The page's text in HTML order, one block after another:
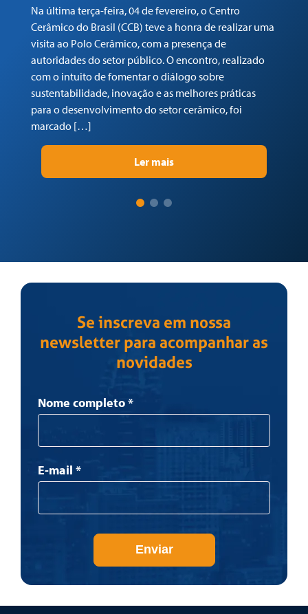
Na última terça-feira, 04 de fevereiro, o Centro
Cerâmico do Brasil (CCB) teve a honra de realizar uma
visita ao Polo Cerâmico, com a presença de
autoridades do setor público. O encontro, realizado
com o intuito de fomentar o diálogo sobre
sustentabilidade, inovação e as melhores práticas
para o desenvolvimento do setor cerâmico, foi
marcado […]
Ler mais
Se inscreva em nossa
newsletter para acompanhar as
novidades
Newsletter
Nome completo*
E-mail *
Enviar